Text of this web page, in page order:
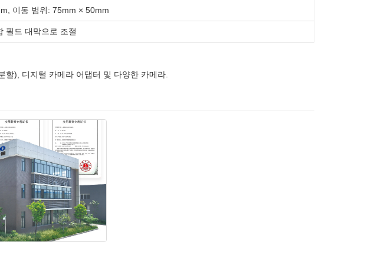
이동 범위: 75mm × 50mm
필드 대막으로 조절
), 디지털 카메라 어댑터 및 다양한 카메라.